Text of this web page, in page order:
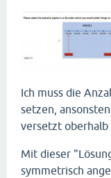
Ich muss die
setzen,
versetzt oberhalb
Mit dieser
symmetrisch